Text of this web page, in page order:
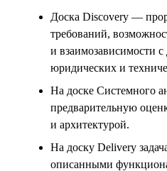
Доска Discovery —
требований,
и взаимозависимости
юридических и
На доске Системного
предварительную
и архитектурой.
На доску Delivery
описанными